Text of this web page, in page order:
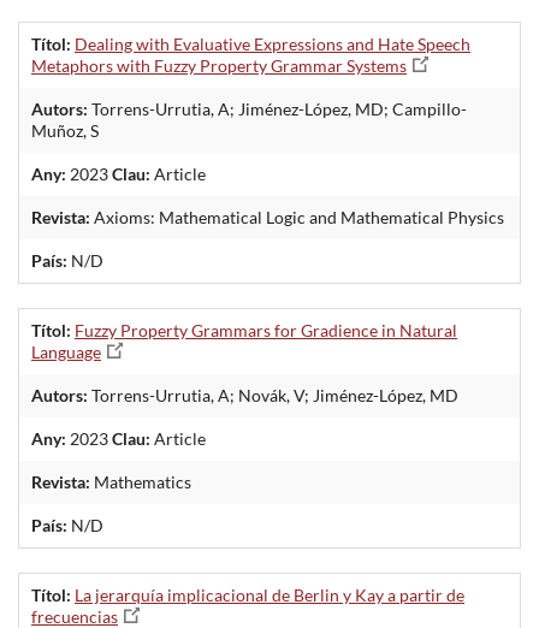
Títol: Dealing with Evaluative Expressions and Hate Speech
Metaphors with Fuzzy Property Grammar Systems
Autors: Torrens-Urrutia, A; Jiménez-López, MD; Campillo-
Muñoz, S
Any: 2023Clau: Article
Revista: Axioms: Mathematical Logic and Mathematical Physics
País: N/D
Títol: Fuzzy Property Grammars for Gradience in Natural
Language
Autors: Torrens-Urrutia, A; Novák, V; Jiménez-López, MD
Any: 2023Clau: Article
Revista: Mathematics
País: N/D
Títol: La jerarquía implicacional de Berlin y Kay a partir de
frecuencias